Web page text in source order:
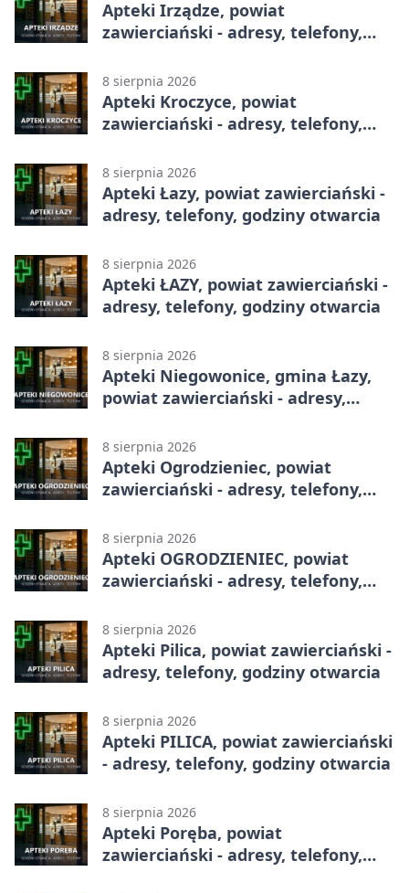
Apteki Irządze, powiat
zawierciański - adresy, telefony,
8 sierpnia 2026
Apteki Kroczyce, powiat
zawierciański - adresy, telefony,
8 sierpnia 2026
Apteki Łazy, powiat zawierciański -
adresy, telefony, godziny otwarcia
8 sierpnia 2026
Apteki ŁAZY, powiat zawierciański -
adresy, telefony, godziny otwarcia
8 sierpnia 2026
Apteki Niegowonice, gmina Łazy,
powiat zawierciański - adresy,
8 sierpnia 2026
Apteki Ogrodzieniec, powiat
zawierciański - adresy, telefony,
8 sierpnia 2026
Apteki OGRODZIENIEC, powiat
zawierciański - adresy, telefony,
8 sierpnia 2026
Apteki Pilica, powiat zawierciański -
adresy, telefony, godziny otwarcia
8 sierpnia 2026
Apteki PILICA, powiat zawierciański
- adresy, telefony, godziny otwarcia
8 sierpnia 2026
Apteki Poręba, powiat
zawierciański - adresy, telefony,